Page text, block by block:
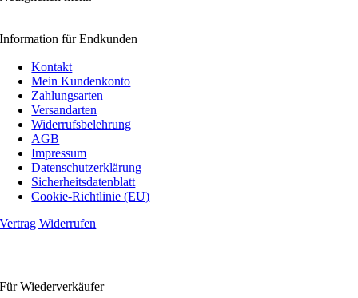
Information für Endkunden
Kontakt
Mein Kundenkonto
Zahlungsarten
Versandarten
Widerrufsbelehrung
AGB
Impressum
Datenschutzerklärung
Sicherheitsdatenblatt
Cookie-Richtlinie (EU)
Vertrag Widerrufen
Für Wiederverkäufer